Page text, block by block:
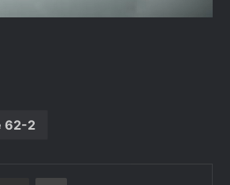
62-2
Deli po epošti Natisni